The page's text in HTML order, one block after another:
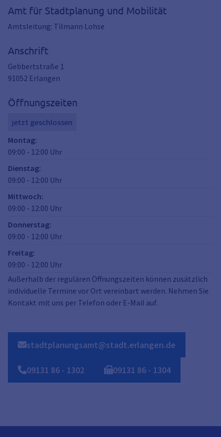
Amt für Stadtplanung und Mobilität
Amtsleitung: Tilmann Lohse
Anschrift
Gebbertstraße 1
91052 Erlangen
Öffnungszeiten
jetzt geschlossen
Montag:
09:00 - 12:00 Uhr
Dienstag:
09:00 - 12:00 Uhr
Mittwoch:
09:00 - 12:00 Uhr
Donnerstag:
09:00 - 12:00 Uhr
Freitag:
09:00 - 12:00 Uhr
Außerhalb der regulären Öffnungszeiten können zusätzlich
individuelle Termine vor Ort vereinbart werden. Nehmen Sie
Kontakt mit uns per Telefon oder E-Mail auf.
stadtplanungsamt@stadt.erlangen.de
09131 86 - 1302 09131 86 - 1304